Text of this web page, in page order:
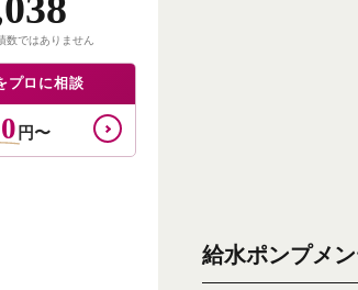
数ではありません
プロに相談
円〜
給水ポンプメ